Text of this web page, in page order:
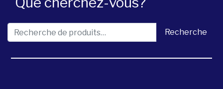
Recherche pour : Recherche